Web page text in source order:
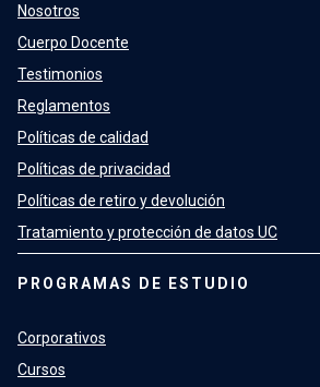
Nosotros
Cuerpo Docente
Testimonios
Reglamentos
Políticas de calidad
Políticas de privacidad
Políticas de retiro y devolución
Tratamiento y protección de datos UC
PROGRAMAS DE ESTUDIO
Corporativos
Cursos